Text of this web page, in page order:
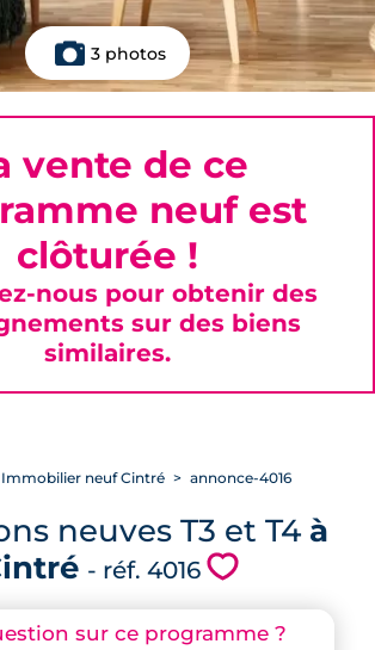
3 photos
sur ce programme ?
Immobilier neuf Cintré annonce-4016
neuves T3 et T4 à
- réf. 4016 💗
vente de ce
neuf est
clôturée !
nous pour obtenir des
sur des biens
similaires.